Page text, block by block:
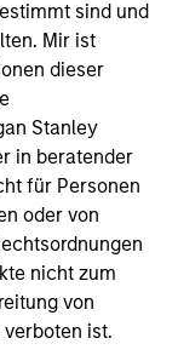
sind und
Mir ist
dieser
Stanley
in beratender
für Personen
oder von
nicht zum
von
ist.